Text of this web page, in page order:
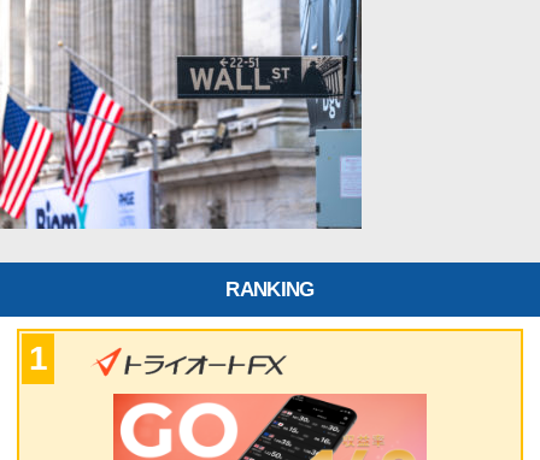
RANKING